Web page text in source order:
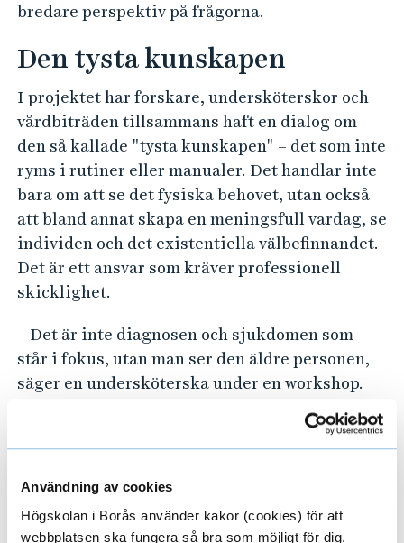
Användning av cookies
Högskolan i Borås använder kakor (cookies) för att
webbplatsen ska fungera så bra som möjligt för dig.
bredare perspektiv på frågorna.
Den tysta kunskapen
I projektet har forskare, undersköterskor och
vårdbiträden tillsammans haft en dialog om
den så kallade "tysta kunskapen" – det som inte
ryms i rutiner eller manualer. Det handlar inte
bara om att se det fysiska behovet, utan också
att bland annat skapa en meningsfull vardag, se
individen och det existentiella välbefinnandet.
Det är ett ansvar som kräver professionell
skicklighet.
– Det är inte diagnosen och sjukdomen som
står i fokus, utan man ser den äldre personen,
säger en undersköterska under en workshop.
Projektet har varit ett första steg för att lyfta
fram den kunskap som finns i yrket och att
egna ord får beskriva sina upplevelser,
erfarenheter och kunskaper inom